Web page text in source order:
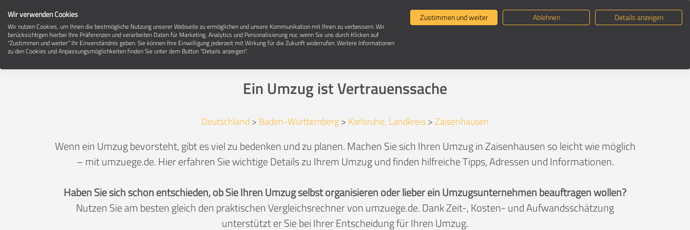
Umzugsunternehmen suchen Umzugsratgeber
Umzug in 75059 Zaisenhausen
Ein Umzug ist Vertrauenssache
Deutschland > Baden-Württemberg> Karlsruhe, Landkreis>Zaisenhausen
Wenn ein Umzug bevorsteht, gibt es viel zu bedenken und zu planen. Machen Sie sich Ihren Umzug in Zaisenhausen so leicht wie möglich
– mit umzuege.de. Hier erfahren Sie wichtige Details zu Ihrem Umzug und finden hilfreiche Tipps, Adressen und Informationen.
Haben Sie sich schon entschieden, ob Sie Ihren Umzug selbst organisieren oder lieber ein Umzugsunternehmen beauftragen wollen?
Nutzen Sie am besten gleich den praktischen Vergleichsrechner von umzuege.de. Dank Zeit-, Kosten- und Aufwandsschätzung
unterstützt er Sie bei Ihrer Entscheidung für Ihren Umzug.
Wir verwenden Cookies
Wir nutzen Cookies, um Ihnen die bestmögliche Nutzung unserer Webseite zu ermöglichen und unsere Kommunikation mit Ihnen zu verbessern. Wir
berücksichtigen hierbei Ihre Präferenzen und verarbeiten Daten für Marketing, Analytics und Personalisierung nur, wenn Sie uns durch Klicken auf
"Zustimmen und weiter" Ihr Einverständnis geben. Sie können Ihre Einwilligung jederzeit mit Wirkung für die Zukunft widerrufen. Weitere Informationen
zu den Cookies und Anpassungsmöglichkeiten finden Sie unter dem Button "Details anzeigen".
Zustimmen und weiter Ablehnen Details anzeigen